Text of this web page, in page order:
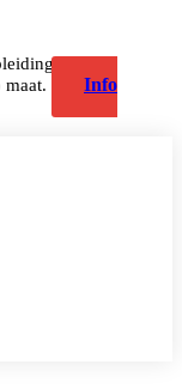
Geen
maat.
Info